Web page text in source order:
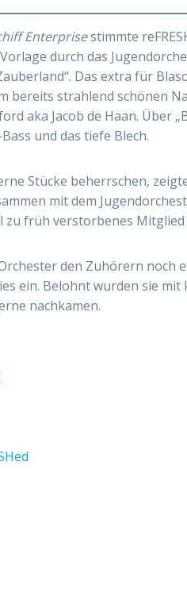
Enterprisestimmte
durch das
Das extra für
bereits strahlend schönen
aka Jacob de Haan. Über
und das tiefe Blech.
Stücke beherrschen,
mit dem
zu früh verstorbenes
den Zuhörern noch
ein. Belohnt wurden sie
nachkamen.